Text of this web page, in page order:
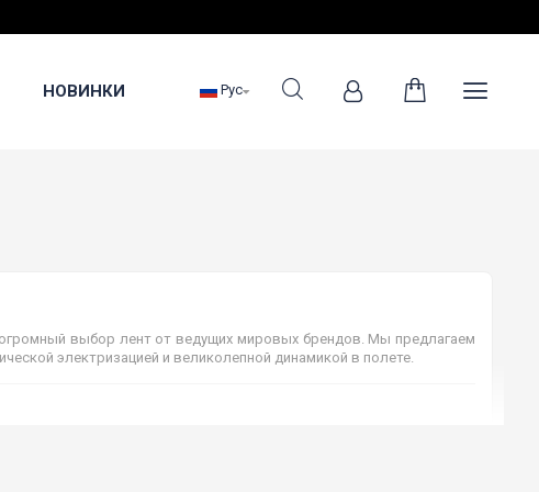
НОВИНКИ Рус
выбор лент от ведущих мировых брендов. Мы предлагаем
электризацией и великолепной динамикой в полете.